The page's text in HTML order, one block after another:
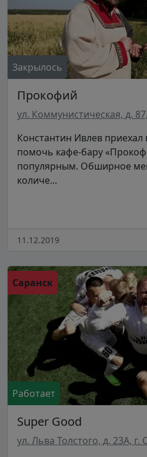
Закрылось
Прокофий
ул. Коммунистическая, д.
Константин Ивлев приехал
помочь кафе-бару
популярным. Обширное
количе...
11.12.2019
Саранск
Работает
Super Good
ул. Льва Толстого, д. 23А, г.